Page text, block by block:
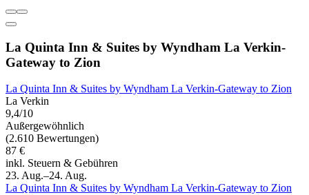
La Quinta Inn & Suites by Wyndham La Verkin-
Gateway to Zion
La Quinta Inn & Suites by Wyndham La Verkin-Gateway to Zion
La Verkin
9,4/10
Außergewöhnlich
(2.610 Bewertungen)
87 €
inkl. Steuern & Gebühren
23. Aug.–24. Aug.
La Quinta Inn & Suites by Wyndham La Verkin-Gateway to Zion